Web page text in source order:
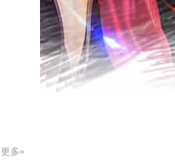
更多»